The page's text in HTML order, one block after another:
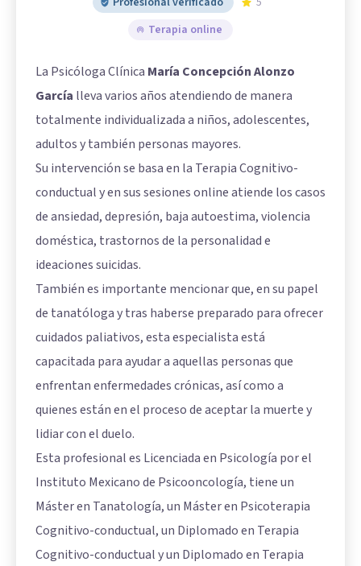
Terapia online
La Psicóloga Clínica María Concepción Alonzo
García lleva varios años atendiendo de manera
totalmente individualizada a niños, adolescentes,
adultos y también personas mayores.
Su intervención se basa en la Terapia Cognitivo-
conductual y en sus sesiones online atiende los casos
de ansiedad, depresión, baja autoestima, violencia
doméstica, trastornos de la personalidad e
ideaciones suicidas.
También es importante mencionar que, en su papel
de tanatóloga y tras haberse preparado para ofrecer
cuidados paliativos, esta especialista está
capacitada para ayudar a aquellas personas que
enfrentan enfermedades crónicas, así como a
quienes están en el proceso de aceptar la muerte y
lidiar con el duelo.
Esta profesional es Licenciada en Psicología por el
Instituto Mexicano de Psicooncología, tiene un
Máster en Tanatología, un Máster en Psicoterapia
Cognitivo-conductual, un Diplomado en Terapia
Cognitivo-conductual y un Diplomado en Terapia